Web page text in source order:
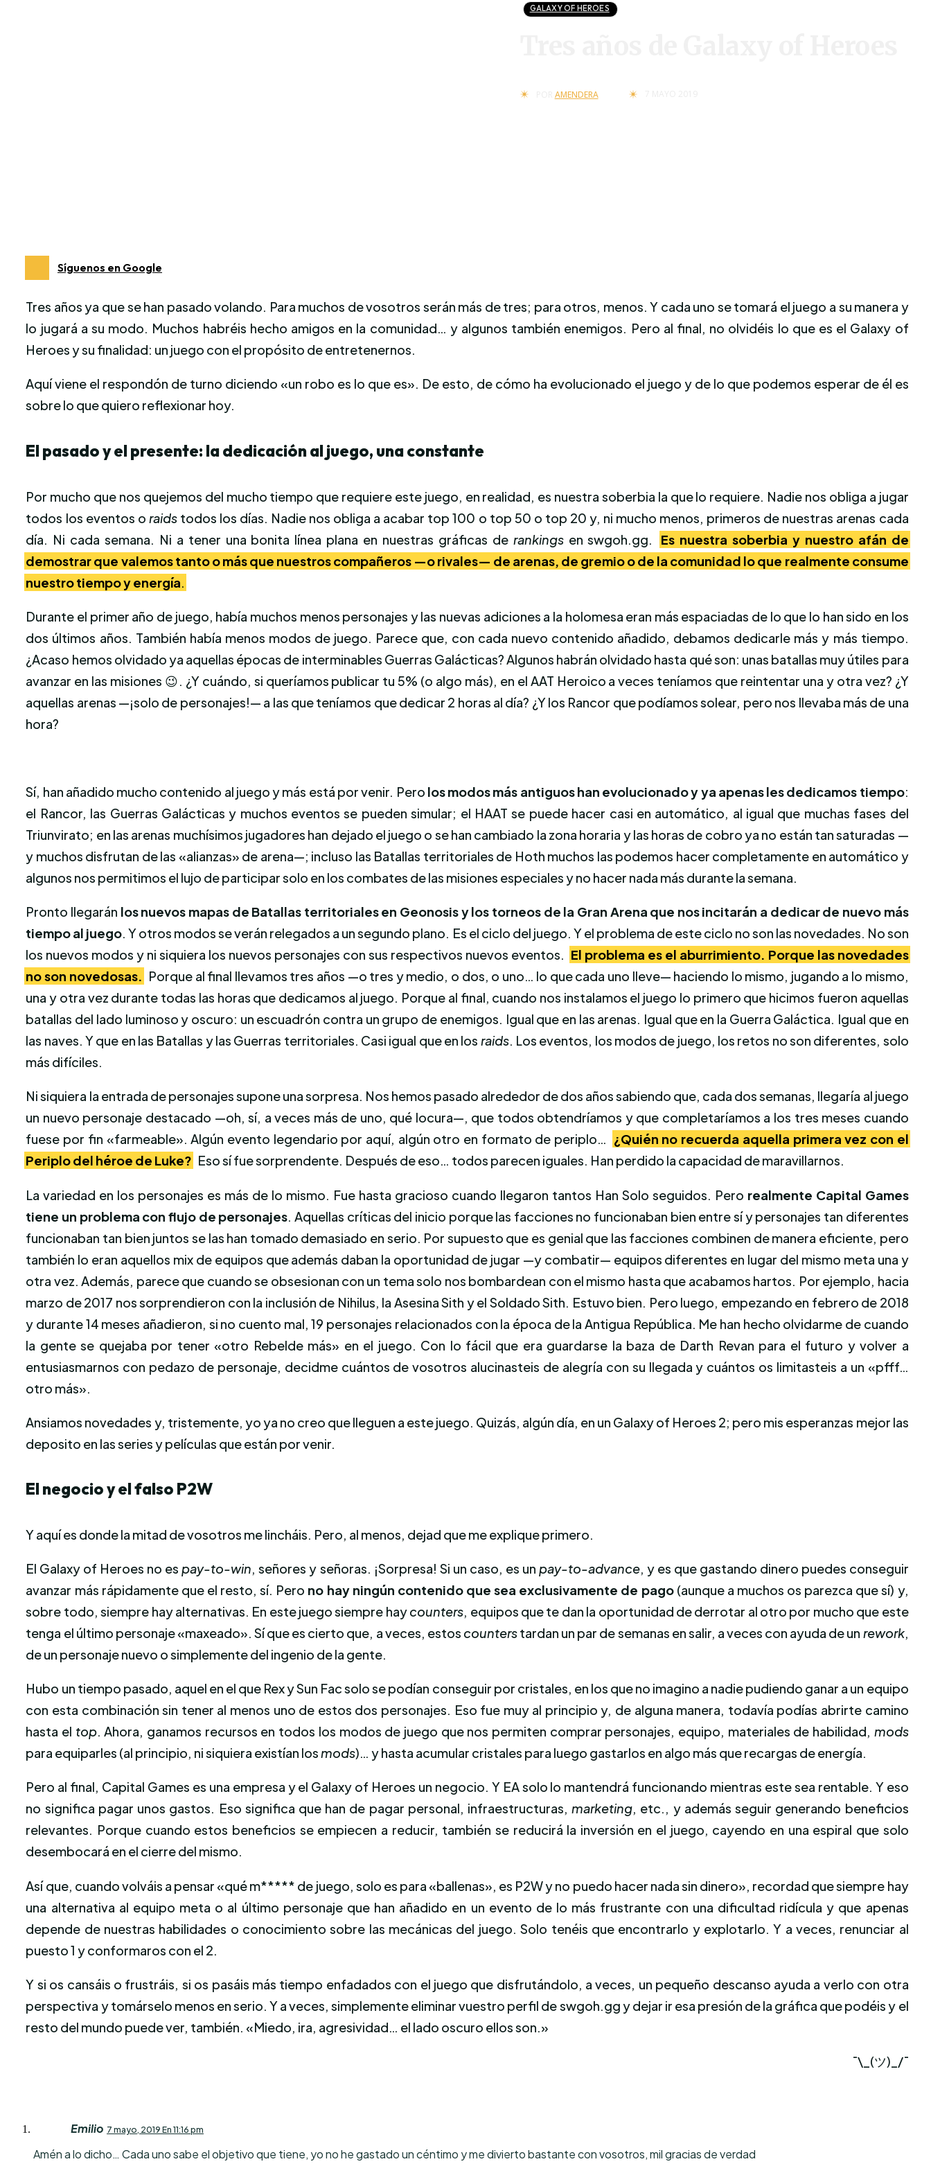
GALAXY OF HEROES
AMENDERA
Síguenos en Google
Tres años ya que se han pasado volando. Para muchos de vosotros serán más de tres; para otros, menos. Y cada uno se tomará el juego a su manera y
lo jugará a su modo. Muchos habréis hecho amigos en la comunidad… y algunos también enemigos. Pero al final, no olvidéis lo que es el Galaxy of
Heroes y su finalidad: un juego con el propósito de entretenernos.
Aquí viene el respondón de turno diciendo «un robo es lo que es». De esto, de cómo ha evolucionado el juego y de lo que podemos esperar de él es
sobre lo que quiero reflexionar hoy.
El pasado y el presente: la dedicación al juego, una constante
Por mucho que nos quejemos del mucho tiempo que requiere este juego, en realidad, es nuestra soberbia la que lo requiere. Nadie nos obliga a jugar
todos los eventos o raidstodos los días. Nadie nos obliga a acabar top 100 o top 50 o top 20 y, ni mucho menos, primeros de nuestras arenas cada
día. Ni cada semana. Ni a tener una bonita línea plana en nuestras gráficas de rankingsen swgoh.gg.
Es nuestra soberbia y nuestro afán de
demostrar que valemos tanto o más que nuestros compañeros —o rivales— de arenas, de gremio o de la comunidad lo que realmente consume
nuestro tiempo y energía
Durante el primer año de juego, había muchos menos personajes y las nuevas adiciones a la holomesa eran más espaciadas de lo que lo han sido en los
dos últimos años. También había menos modos de juego. Parece que, con cada nuevo contenido añadido, debamos dedicarle más y más tiempo.
¿Acaso hemos olvidado ya aquellas épocas de interminables Guerras Galácticas? Algunos habrán olvidado hasta qué son: unas batallas muy útiles para
avanzar en las misiones 😉. ¿Y cuándo, si queríamos publicar tu 5% (o algo más), en el AAT Heroico a veces teníamos que reintentar una y otra vez? ¿Y
aquellas arenas —¡solo de personajes!— a las que teníamos que dedicar 2 horas al día? ¿Y los Rancor que podíamos solear, pero nos llevaba más de una
hora?
Sí, han añadido mucho contenido al juego y más está por venir. Pero los modos más antiguos han evolucionado y ya apenas les dedicamos tiempo:
el Rancor, las Guerras Galácticas y muchos eventos se pueden simular; el HAAT se puede hacer casi en automático, al igual que muchas fases del
Triunvirato; en las arenas muchísimos jugadores han dejado el juego o se han cambiado la zona horaria y las horas de cobro ya no están tan saturadas —
y muchos disfrutan de las «alianzas» de arena—; incluso las Batallas territoriales de Hoth muchos las podemos hacer completamente en automático y
algunos nos permitimos el lujo de participar solo en los combates de las misiones especiales y no hacer nada más durante la semana.
Pronto llegarán los nuevos mapas de Batallas territoriales en Geonosis y los torneos de la Gran Arena que nos incitarán a dedicar de nuevo más
tiempo al juego. Y otros modos se verán relegados a un segundo plano. Es el ciclo del juego. Y el problema de este ciclo no son las novedades. No son
los nuevos modos y ni siquiera los nuevos personajes con sus respectivos nuevos eventos. El problema es el aburrimiento. Porque las novedades
no son novedosas. Porque al final llevamos tres años —o tres y medio, o dos, o uno… lo que cada uno lleve— haciendo lo mismo, jugando a lo mismo,
una y otra vez durante todas las horas que dedicamos al juego. Porque al final, cuando nos instalamos el juego lo primero que hicimos fueron aquellas
batallas del lado luminoso y oscuro: un escuadrón contra un grupo de enemigos. Igual que en las arenas. Igual que en la Guerra Galáctica. Igual que en
las naves. Y que en las Batallas y las Guerras territoriales. Casi igual que en los raids. Los eventos, los modos de juego, los retos no son diferentes, solo
más difíciles.
Ni siquiera la entrada de personajes supone una sorpresa. Nos hemos pasado alrededor de dos años sabiendo que, cada dos semanas, llegaría al juego
un nuevo personaje destacado —oh, sí, a veces más de uno, qué locura—, que todos obtendríamos y que completaríamos a los tres meses cuando
fuese por fin «farmeable». Algún evento legendario por aquí, algún otro en formato de periplo… ¿Quién no recuerda aquella primera vez con el
Periplo del héroe de Luke? Eso sí fue sorprendente. Después de eso… todos parecen iguales. Han perdido la capacidad de maravillarnos.
La variedad en los personajes es más de lo mismo. Fue hasta gracioso cuando llegaron tantos Han Solo seguidos. Pero realmente Capital Games
tiene un problema con flujo de personajes . Aquellas críticas del inicio porque las facciones no funcionaban bien entre sí y personajes tan diferentes
funcionaban tan bien juntos se las han tomado demasiado en serio. Por supuesto que es genial que las facciones combinen de manera eficiente, pero
también lo eran aquellos mix de equipos que además daban la oportunidad de jugar —y combatir— equipos diferentes en lugar del mismo meta una y
otra vez. Además, parece que cuando se obsesionan con un tema solo nos bombardean con el mismo hasta que acabamos hartos. Por ejemplo, hacia
marzo de 2017 nos sorprendieron con la inclusión de Nihilus, la Asesina Sith y el Soldado Sith. Estuvo bien. Pero luego, empezando en febrero de 2018
y durante 14 meses añadieron, si no cuento mal, 19 personajes relacionados con la época de la Antigua República. Me han hecho olvidarme de cuando
la gente se quejaba por tener «otro Rebelde más» en el juego. Con lo fácil que era guardarse la baza de Darth Revan para el futuro y volver a
entusiasmarnos con pedazo de personaje, decidme cuántos de vosotros alucinasteis de alegría con su llegada y cuántos os limitasteis a un «pfff…
otro más».
Ansiamos novedades y, tristemente, yo ya no creo que lleguen a este juego. Quizás, algún día, en un Galaxy of Heroes 2; pero mis esperanzas mejor las
deposito en las series y películas que están por venir.
El negocio y el falso P2W
Y aquí es donde la mitad de vosotros me lincháis. Pero, al menos, dejad que me explique primero.
El Galaxy of Heroes no espay-to-win, señores y señoras. ¡Sorpresa! Si un caso, es un pay-to-advance, y es que gastando dinero puedes conseguir
avanzar más rápidamente que el resto, sí. Pero no hay ningún contenido que sea exclusivamente de pago(aunque a muchos os parezca que sí) y,
sobre todo, siempre hay alternativas. En este juego siempre haycounters, equipos que te dan la oportunidad de derrotar al otro por mucho que este
tenga el último personaje «maxeado». Sí que es cierto que, a veces, estos counterstardan un par de semanas en salir, a veces con ayuda de un rework,
de un personaje nuevo o simplemente del ingenio de la gente.
Hubo un tiempo pasado, aquel en el que Rex y Sun Fac solo se podían conseguir por cristales, en los que no imagino a nadie pudiendo ganar a un equipo
con esta combinación sin tener al menos uno de estos dos personajes. Eso fue muy al principio y, de alguna manera, todavía podías abrirte camino
hasta el top. Ahora, ganamos recursos en todos los modos de juego que nos permiten comprar personajes, equipo, materiales de habilidad, mods
para equiparles (al principio, ni siquiera existían losmods)… y hasta acumular cristales para luego gastarlos en algo más que recargas de energía.
Pero al final, Capital Games es una empresa y el Galaxy of Heroes un negocio. Y EA solo lo mantendrá funcionando mientras este sea rentable. Y eso
no significa pagar unos gastos. Eso significa que han de pagar personal, infraestructuras,marketing, etc., y además seguir generando beneficios
relevantes. Porque cuando estos beneficios se empiecen a reducir, también se reducirá la inversión en el juego, cayendo en una espiral que solo
desembocará en el cierre del mismo.
Así que, cuando volváis a pensar «qué m***** de juego, solo es para «ballenas», es P2W y no puedo hacer nada sin dinero», recordad que siempre hay
una alternativa al equipo meta o al último personaje que han añadido en un evento de lo más frustrante con una dificultad ridícula y que apenas
depende de nuestras habilidades o conocimiento sobre las mecánicas del juego. Solo tenéis que encontrarlo y explotarlo. Y a veces, renunciar al
puesto 1 y conformaros con el 2.
Y si os cansáis o frustráis, si os pasáis más tiempo enfadados con el juego que disfrutándolo, a veces, un pequeño descanso ayuda a verlo con otra
perspectiva y tomárselo menos en serio. Y a veces, simplemente eliminar vuestro perfil de swgoh.gg y dejar ir esa presión de la gráfica que podéis y el
resto del mundo puede ver, también. «Miedo, ira, agresividad… el lado oscuro ellos son.»
¯\_(ツ)_/¯
Emilio 7 mayo, 2019 En 11:16 pm
Amén a lo dicho… Cada uno sabe el objetivo que tiene, yo no he gastado un céntimo y me divierto bastante con vosotros, mil gracias de verdad